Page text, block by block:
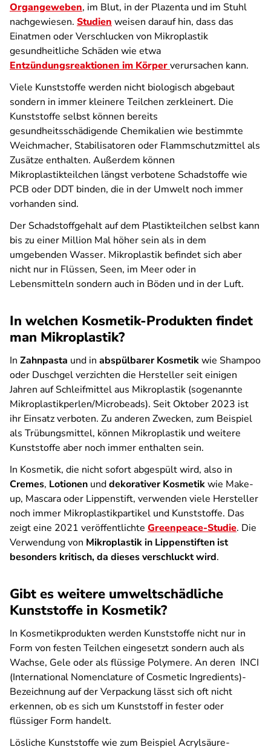
Organgeweben, im Blut, in der Plazenta und im Stuhl
nachgewiesen. Studien weisen darauf hin, dass das
Einatmen oder Verschlucken von Mikroplastik
gesundheitliche Schäden wie etwa
Entzündungsreaktionen im Körperverursachen kann.
Viele Kunststoffe werden nicht biologisch abgebaut
sondern in immer kleinere Teilchen zerkleinert. Die
Kunststoffe selbst können bereits
gesundheitsschädigende Chemikalien wie bestimmte
Weichmacher, Stabilisatoren oder Flammschutzmittel als
Zusätze enthalten. Außerdem können
Mikroplastikteilchen längst verbotene Schadstoffe wie
PCB oder DDT binden, die in der Umwelt noch immer
vorhanden sind.
Der Schadstoffgehalt auf dem Plastikteilchen selbst kann
bis zu einer Million Mal höher sein als in dem
umgebenden Wasser. Mikroplastik befindet sich aber
nicht nur in Flüssen, Seen, im Meer oder in
Lebensmitteln sondern auch in Böden und in der Luft.
In welchen Kosmetik-Produkten findet
man Mikroplastik?
In Zahnpasta und in abspülbarer Kosmetikwie Shampoo
oder Duschgel verzichten die Hersteller seit einigen
Jahren auf Schleifmittel aus Mikroplastik (sogenannte
Mikroplastikperlen/Microbeads). Seit Oktober 2023 ist
ihr Einsatz verboten. Zu anderen Zwecken, zum Beispiel
als Trübungsmittel, können Mikroplastik und weitere
Kunststoffe aber noch immer enthalten sein.
In Kosmetik, die nicht sofort abgespült wird, also in
Cremes, Lotionen unddekorativer Kosmetikwie Make-
up, Mascara oder Lippenstift, verwenden viele Hersteller
noch immer Mikroplastikpartikel und Kunststoffe. Das
zeigt eine 2021 veröffentlichte Greenpeace-Studie. Die
Verwendung von Mikroplastik in Lippenstiften ist
besonders kritisch, da dieses verschluckt wird.
Gibt es weitere umweltschädliche
Kunststoffe in Kosmetik?
In Kosmetikprodukten werden Kunststoffe nicht nur in
Form von festen Teilchen eingesetzt sondern auch als
Wachse, Gele oder als flüssige Polymere. An deren INCI
(International Nomenclature of Cosmetic Ingredients)-
Bezeichnung auf der Verpackung lässt sich oft nicht
erkennen, ob es sich um Kunststoff in fester oder
flüssiger Form handelt.
Lösliche Kunststoffe wie zum Beispiel Acrylsäure-